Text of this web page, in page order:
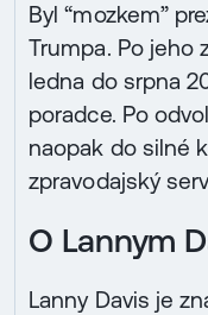
Byl “mozkem”
Trumpa. Po jeho
ledna do srpna
poradce. Po
naopak do silné
zpravodajský
O Lannym
Lanny Davis je